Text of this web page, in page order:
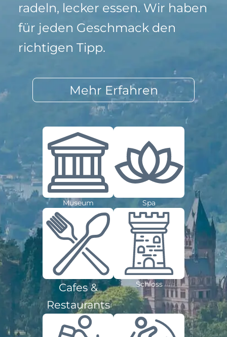
radeln, lecker essen. Wir haben
für jeden Geschmack den
richtigen Tipp.
Mehr Erfahren
Museum Spa
Cafes &
Restaurants
Schloss